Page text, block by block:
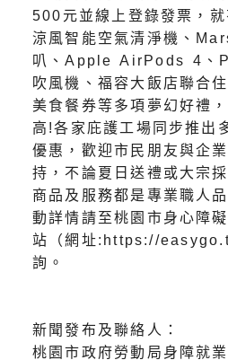
500元並線上登錄發票，
涼風智能空氣清淨機、
叭、Apple AirPods 4、
吹風機、福容大飯店聯合
美食餐券等多項夢幻好禮
高!各家庇護工場同步推出
優惠，歡迎市民朋友與企
持，不論夏日送禮或大宗
商品及服務都是專業職人
動詳情請至桃園市身心障
站（網址:https://
詢。
新聞發布及聯絡人：
桃園市政府勞動局身障就